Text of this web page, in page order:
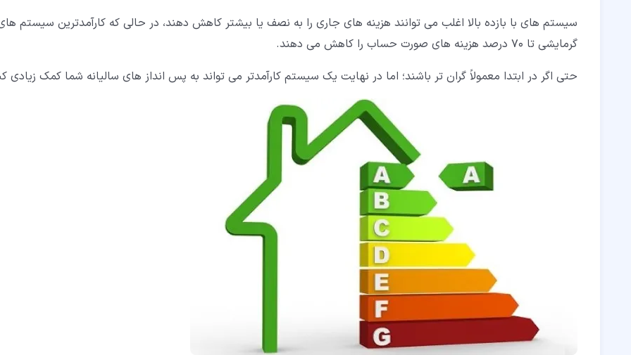
سیستم های با بازده بالا اغلب می توانند هزینه های جاری را به نصف یا بیشتر کاهش دهند، در حالی که کارآمدترین سیستم
گرمایشی تا 70 درصد هزینه های صورت حساب را کاهش می دهند.
حتی اگر در ابتدا معمولاً گران تر باشند؛ اما در نهایت یک سیستم کارآمدتر می تواند به پس انداز های سالیانه شما کمک زیادی